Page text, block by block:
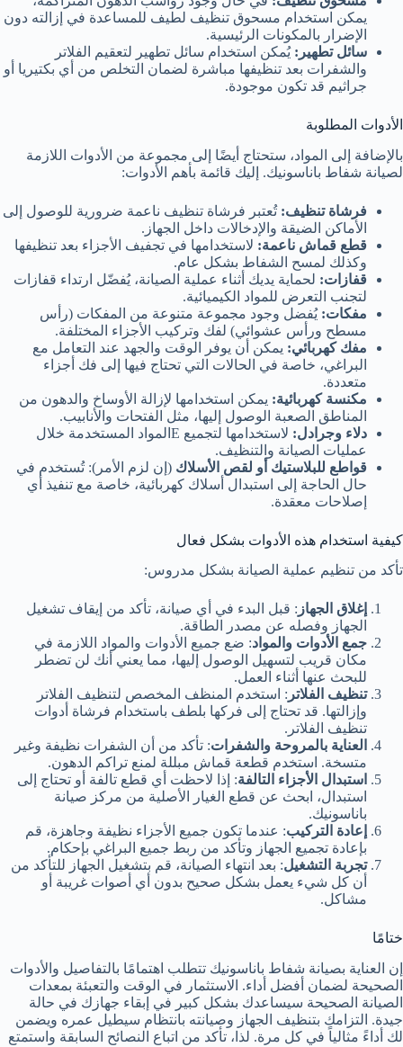
يمكن استخدام مسحوق تنظيف لطيف للمساعدة في إزالته دون
الإضرار بالمكونات الرئيسية.
سائل تطهير: يُمكن استخدام سائل تطهير لتعقيم الفلاتر
والشفرات بعد تنظيفها مباشرة لضمان التخلص من أي بكتيريا أو
جراثيم قد تكون موجودة.
الأدوات المطلوبة
بالإضافة إلى المواد، ستحتاج أيضًا إلى مجموعة من الأدوات اللازمة
لصيانة شفاط باناسونيك. إليك قائمة بأهم الأدوات:
فرشاة تنظيف: تُعتبر فرشاة تنظيف ناعمة ضرورية للوصول إلى
الأماكن الضيقة والإدخالات داخل الجهاز.
قطع قماش ناعمة: لاستخدامها في تجفيف الأجزاء بعد تنظيفها
وكذلك لمسح الشفاط بشكل عام.
قفازات: لحماية يديك أثناء عملية الصيانة، يُفضّل ارتداء قفازات
لتجنب التعرض للمواد الكيميائية.
مفكات: يُفضل وجود مجموعة متنوعة من المفكات (رأس
مسطح ورأس عشوائي) لفك وتركيب الأجزاء المختلفة.
مفك كهربائي: يمكن أن يوفر الوقت والجهد عند التعامل مع
البراغي، خاصة في الحالات التي تحتاج فيها إلى فك أجزاء
متعددة.
مكنسة كهربائية: يمكن استخدامها لإزالة الأوساخ والدهون من
المناطق الصعبة الوصول إليها، مثل الفتحات والأنابيب.
دلاء وجرادل:
لاستخدامها لتجميع Eالمواد المستخدمة خلال
عمليات الصيانة والتنظيف.
قواطع للبلاستيك أو لقص الأسلاك (إن لزم الأمر): تُستخدم في
حال الحاجة إلى استبدال أسلاك كهربائية، خاصة مع تنفيذ أي
إصلاحات معقدة.
كيفية استخدام هذه الأدوات بشكل فعال
تأكد من تنظيم عملية الصيانة بشكل مدروس:
إغلاق الجهاز : قبل البدء في أي صيانة، تأكد من إيقاف تشغيل
الجهاز وفصله عن مصدر الطاقة.
جمع الأدوات والمواد: ضع جميع الأدوات والمواد اللازمة في
مكان قريب لتسهيل الوصول إليها، مما يعني أنك لن تضطر
للبحث عنها أثناء العمل.
تنظيف الفلاتر : استخدم المنظف المخصص لتنظيف الفلاتر
وإزالتها. قد تحتاج إلى فركها بلطف باستخدام فرشاة أدوات
تنظيف الفلاتر.
العناية بالمروحة والشفرات: تأكد من أن الشفرات نظيفة وغير
متسخة. استخدم قطعة قماش مبللة لمنع تراكم الدهون.
استبدال الأجزاء التالفة: إذا لاحظت أي قطع تالفة أو تحتاج إلى
استبدال، ابحث عن قطع الغيار الأصلية من مركز صيانة
باناسونيك.
إعادة التركيب: عندما تكون جميع الأجزاء نظيفة وجاهزة، قم
بإعادة تجميع الجهاز وتأكد من ربط جميع البراغي بإحكام.
تجربة التشغيل: بعد انتهاء الصيانة، قم بتشغيل الجهاز للتأكد من
أن كل شيء يعمل بشكل صحيح بدون أي أصوات غريبة أو
مشاكل.
ختامًا
إن العناية بصيانة شفاط باناسونيك تتطلب اهتمامًا بالتفاصيل والأدوات
الصحيحة لضمان أفضل أداء. الاستثمار في الوقت والتعبئة بمعدات
الصيانة الصحيحة سيساعدك بشكل كبير في إبقاء جهازك في حالة
جيدة. التزامك بتنظيف الجهاز وصيانته بانتظام سيطيل عمره ويضمن
لك أداءً مثالياً في كل مرة. لذا، تأكد من اتباع النصائح السابقة واستمتع